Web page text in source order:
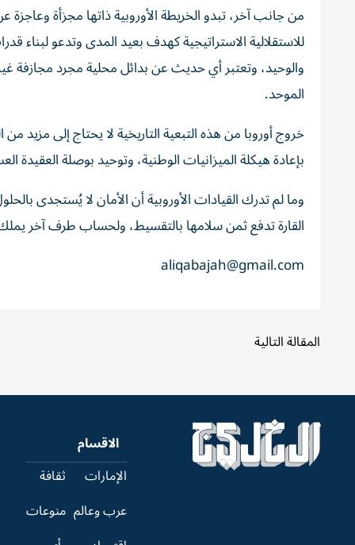
من جانب آخر، تبدو الخريطة الأوروبية ذاتها مجزأة
للاستقلالية الاستراتيجية كهدف بعيد المدى وتدعو لبناء
والوحيد، وتعتبر أي حديث عن بدائل محلية مجرد مجازفة
الموحد.
خروج أوروبا من هذه التبعية التاريخية لا يحتاج إلى مزيد
بإعادة هيكلة الميزانيات الوطنية، وتوحيد بوصلة العقيدة
وما لم تدرك القيادات الأوروبية أن الأمان لا يُستجدى
القارة تدفع ثمن سلامها بالتقسيط، ولحساب طرف آخر
aliqabajah@gmail.com
المقالة التالية
الاقسام
الإمارات
عرب وعالم
ثقافة
منوعات